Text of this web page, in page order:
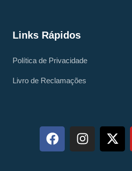
Links Rápidos
Política de Privacidade
Livro de Reclamações